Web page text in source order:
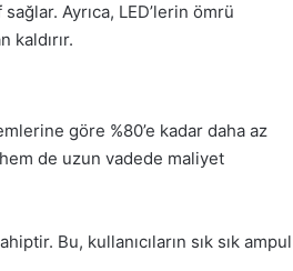
Ayrıca, LED’lerin ömrü
kaldırır.
göre %80’e kadar daha az
de uzun vadede maliyet
Bu, kullanıcıların sık sık ampul